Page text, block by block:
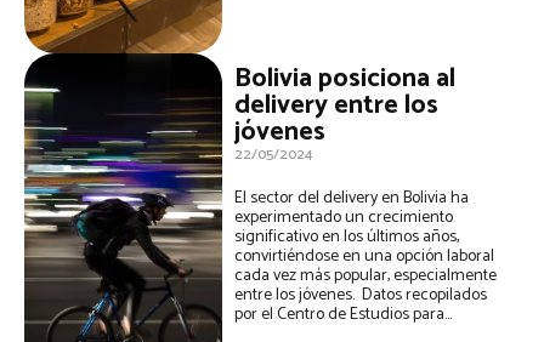
Bolivia posiciona al
delivery entre los
jóvenes
22/05/2024
El sector del delivery en Bolivia ha
experimentado un crecimiento
significativo en los últimos años,
convirtiéndose en una opción laboral
cada vez más popular, especialmente
entre los jóvenes. Datos recopilados
por el Centro de Estudios para...